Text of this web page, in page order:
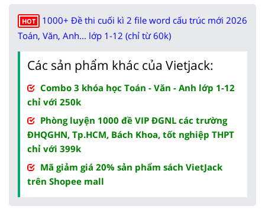
HOT
1000+ Đề thi cuối kì 2 file word cấu trúc mới 2026
Toán, Văn, Anh... lớp 1-12 (chỉ từ 60k)
Các sản phẩm khác của Vietjack:
Combo 3 khóa học Toán - Văn - Anh lớp 1-12
chỉ với 250k
Phòng luyện 1000 đề VIP ĐGNL các trường
ĐHQGHN, Tp.HCM, Bách Khoa, tốt nghiệp THPT
chỉ với 399k
Mã giảm giá 20% sản phẩm sách VietJack
trên Shopee mall